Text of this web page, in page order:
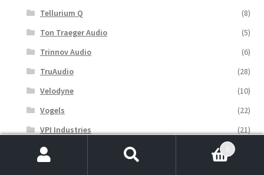
Tellurium Q
(8)
Ton Traeger Audio
(5)
Trinnov Audio
(6)
TruAudio
(28)
Velodyne
(10)
Vogels
(22)
VPI Industries
(21)
Waterfall
0